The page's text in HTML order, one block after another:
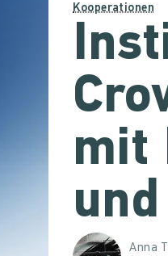
Kooperationen
mit
Anna